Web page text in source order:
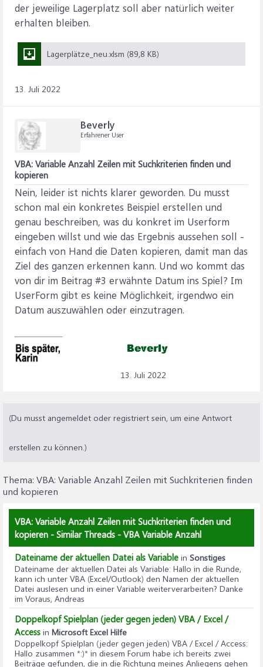
der jeweilige Lagerplatz soll aber natürlich weiter
erhalten bleiben.
Lagerplätze_neu.xlsm (89,8 KB)
13. Juli 2022
Beverly
Erfahrener User
VBA: Variable Anzahl Zeilen mit Suchkriterien finden und
kopieren
Nein, leider ist nichts klarer geworden. Du musst
schon mal ein konkretes Beispiel erstellen und
genau beschreiben, was du konkret im Userform
eingeben willst und wie das Ergebnis aussehen soll -
einfach von Hand die Daten kopieren, damit man das
Ziel des ganzen erkennen kann. Und wo kommt das
von dir im Beitrag #3 erwähnte Datum ins Spiel? Im
UserForm gibt es keine Möglichkeit, irgendwo ein
Datum auszuwählen oder einzutragen.
13. Juli 2022
(Du musst angemeldet oder registriert sein, um eine Antwort
erstellen zu können.)
Thema: VBA: Variable Anzahl Zeilen mit Suchkriterien finden
und kopieren
VBA: Variable Anzahl Zeilen mit Suchkriterien finden und
kopieren - Similar Threads - VBA Variable Anzahl
Dateiname der aktuellen Datei als Variable in Sonstiges
Dateiname der aktuellen Datei als Variable: Hallo in die Runde,
kann ich unter VBA (Excel/Outlook) den Namen der aktuellen
Datei auslesen und in einer Variable weiterverarbeiten? Danke
im Voraus, Andreas
Doppelkopf Spielplan (jeder gegen jeden) VBA / Excel /
Access in Microsoft Excel Hilfe
Doppelkopf Spielplan (jeder gegen jeden) VBA / Excel / Access:
Hallo zusammen *:)* in diesem Forum habe ich bereits zwei
Beiträge gefunden, die in die Richtung meines Anliegens gehen